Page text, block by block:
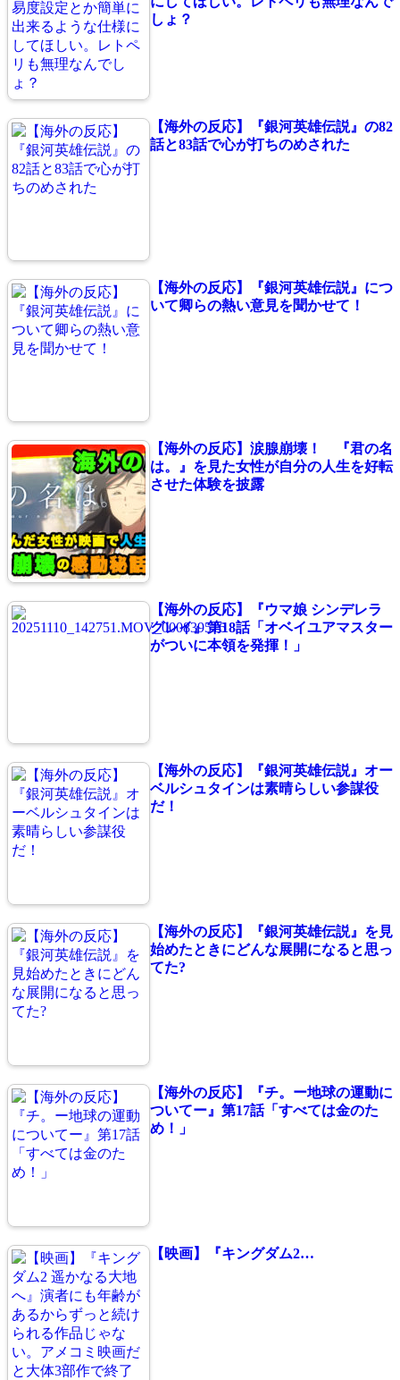
しょ？
【海外の反応】『銀河英雄伝説』の82
話と83話で心が打ちのめされた
【海外の反応】『銀河英雄伝説』につ
いて卿らの熱い意見を聞かせて！
【海外の反応】涙腺崩壊！ 『君の名
は。』を見た女性が自分の人生を好転
させた体験を披露
【海外の反応】『ウマ娘 シンデレラ
グレイ』第18話「オベイユアマスター
がついに本領を発揮！」
【海外の反応】『銀河英雄伝説』オー
ベルシュタインは素晴らしい参謀役
だ！
【海外の反応】『銀河英雄伝説』を見
始めたときにどんな展開になると思っ
てた?
【海外の反応】『チ。ー地球の運動に
ついてー』第17話「すべては金のた
め！」
【映画】『キングダム2…